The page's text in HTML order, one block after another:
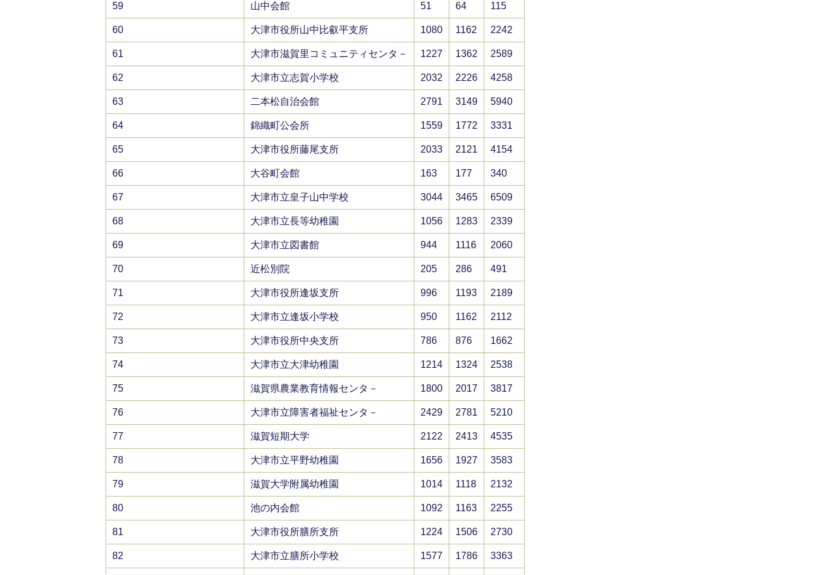
59 山中会館 51 64 115
60 大津市役所山中比叡平支所 1080 1162 2242
61 大津市滋賀里コミュニティセンタ－ 1227 1362 2589
62 大津市立志賀小学校 2032 2226 4258
63 二本松自治会館 2791 3149 5940
64 錦織町公会所 1559 1772 3331
65 大津市役所藤尾支所 2033 2121 4154
66 大谷町会館 163 177 340
67 大津市立皇子山中学校 3044 3465 6509
68 大津市立長等幼稚園 1056 1283 2339
69 大津市立図書館 944 1116 2060
70 近松別院 205 286 491
71 大津市役所逢坂支所 996 1193 2189
72 大津市立逢坂小学校 950 1162 2112
73 大津市役所中央支所 786 876 1662
74 大津市立大津幼稚園 1214 1324 2538
75 滋賀県農業教育情報センタ－ 1800 2017 3817
76 大津市立障害者福祉センタ－ 2429 2781 5210
77 滋賀短期大学 2122 2413 4535
78 大津市立平野幼稚園 1656 1927 3583
79 滋賀大学附属幼稚園 1014 1118 2132
80 池の内会館 1092 1163 2255
81 大津市役所膳所支所 1224 1506 2730
82 大津市立膳所小学校 1577 1786 3363